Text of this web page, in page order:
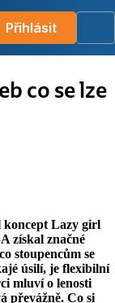
Přihlásit
co se lze
koncept Lazy girl
získal značné
stoupencům se
úsilí, je flexibilní
mluví o lenosti
převážně. Co si